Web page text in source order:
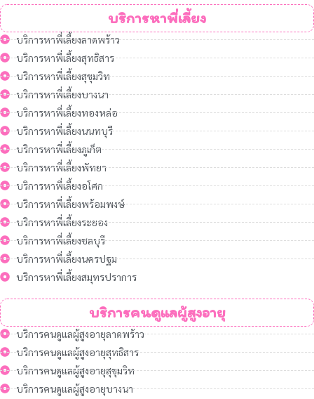
บริการหาพี่เลี้ยง
บริการหาพี่เลี้ยงลาดพร้าว
บริการหาพี่เลี้ยงสุทธิสาร
บริการหาพี่เลี้ยงสุขุมวิท
บริการหาพี่เลี้ยงบางนา
บริการหาพี่เลี้ยงทองหล่อ
บริการหาพี่เลี้ยงนนทบุรี
บริการหาพี่เลี้ยงภูเก็ต
บริการหาพี่เลี้ยงพัทยา
บริการหาพี่เลี้ยงอโศก
บริการหาพี่เลี้ยงพร้อมพงษ์
บริการหาพี่เลี้ยงระยอง
บริการหาพี่เลี้ยงชลบุรี
บริการหาพี่เลี้ยงนครปฐม
บริการหาพี่เลี้ยงสมุทรปราการ
บริการคนดูแลผู้สูงอายุ
บริการคนดูแลผู้สูงอายุลาดพร้าว
บริการคนดูแลผู้สูงอายุสุทธิสาร
บริการคนดูแลผู้สูงอายุสุขุมวิท
บริการคนดูแลผู้สูงอายุบางนา